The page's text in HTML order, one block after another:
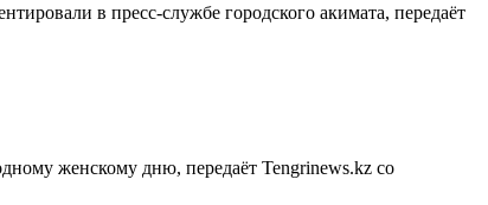
в пресс-службе городского акимата, передаёт
женскому дню, передаёт Tengrinews.kz со